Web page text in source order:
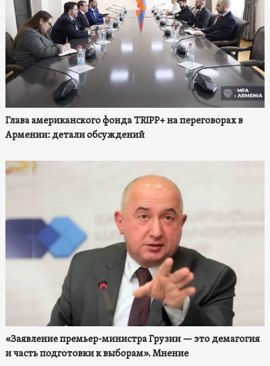
Глава американского фонда TRIPP+ на переговорах в
Армении: детали обсуждений
«Заявление премьер-министра Грузии — это демагогия
и часть подготовки к выборам». Мнение